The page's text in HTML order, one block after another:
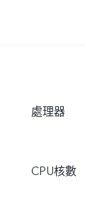
處理器
CPU核數